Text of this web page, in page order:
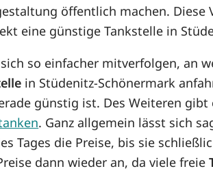
öffentlich machen.
eine günstige Tankstelle in
so einfacher mitverfolgen, an
in Stüdenitz-Schönermark
günstig ist. Des Weiteren
. Ganz allgemein lässt sich
Tages die Preise, bis sie
dann wieder an, da viele freie